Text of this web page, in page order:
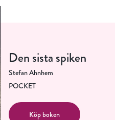
Den sista spiken
Stefan Ahnhem
POCKET
Köp boken